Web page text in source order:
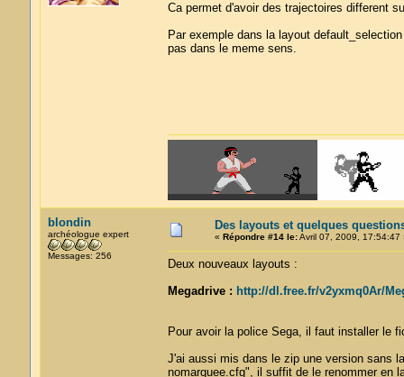
Ca permet d'avoir des trajectoires different
Par exemple dans la layout
pas dans le meme sens.
blondin
archéologue expert
Messages: 256
Des layouts et quelques
« Répondre #14 le:Avril 07, 2009, 17:54:47
Deux nouveaux layouts :
Megadrive : http://dl.free.fr/v2yxmq0Ar/
Pour avoir la police Sega, il faut installer le
J'ai aussi mis dans le zip une version sans
nomarquee.cfg", il suffit de le renommer en